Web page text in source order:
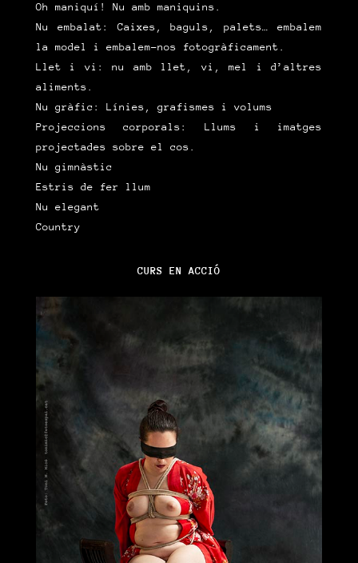
Oh maniquí! Nu amb maniquins.
Nu embalat: Caixes, baguls, palets… embalem
la model i embalem-nos fotogràficament.
Llet i vi: nu amb llet, vi, mel i d’altres
aliments.
Nu gràfic: Línies, grafismes i volums
Projeccions corporals: Llums i imatges
projectades sobre el cos.
Nu gimnàstic
Estris de fer llum
Nu elegant
Country
CURS EN ACCIÓ